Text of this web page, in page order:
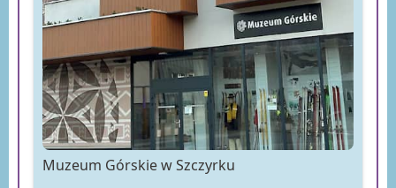
Muzeum Górskie w Szczyrku